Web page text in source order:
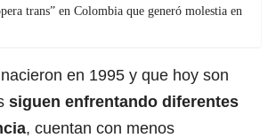
trans” en Colombia que generó molestia en
en 1995 y que hoy son
siguen enfrentando diferentes
, cuentan con menos